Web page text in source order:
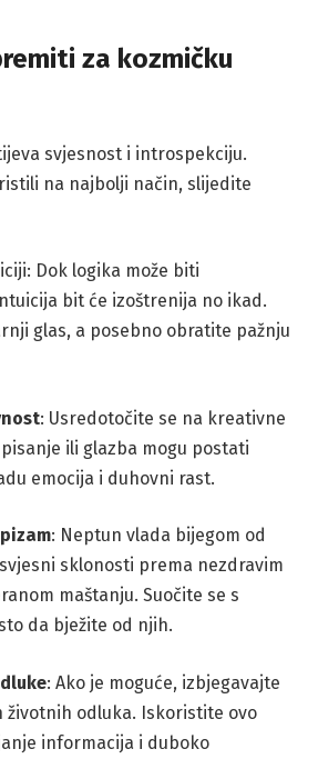
za kozmičku
svjesnost i introspekciju.
na najbolji način, slijedite
Dok logika može biti
bit će izoštrenija no ikad.
glas, a posebno obratite pažnju
: Usredotočite se na kreativne
ili glazba mogu postati
emocija i duhovni rast.
: Neptun vlada bijegom od
sklonosti prema nezdravim
maštanju. Suočite se s
da bježite od njih.
: Ako je moguće, izbjegavajte
životnih odluka. Iskoristite ovo
informacija i duboko